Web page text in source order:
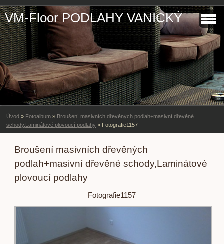
VM-Floor PODLAHY VANICKÝ
Úvod » Fotoalbum » Broušení masivních dřevěných podlah+masivní dřevěné
schody,Laminátové plovoucí podlahy » Fotografie1157
Broušení masivních dřevěných
podlah+masivní dřevěné schody,Laminátové
plovoucí podlahy
Fotografie1157